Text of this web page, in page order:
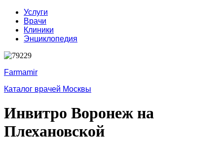
Услуги
Врачи
Клиники
Энциклопедия
Farmamir
Каталог врачей Москвы
Инвитро Воронеж на
Плехановской